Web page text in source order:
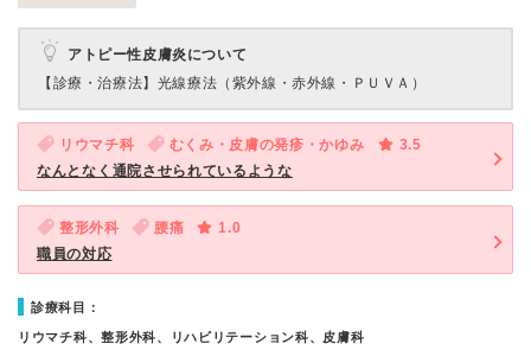
アトピー性皮膚炎について
【診療・治療法】 光線療法（紫外線・赤外線・ＰＵＶＡ）
リウマチ科 むくみ・皮膚の発疹・かゆみ
3.5
なんとなく通院させられているような
整形外科 腰痛
1.0
職員の対応
診療科目：
リウマチ科、整形外科、リハビリテーション科、皮膚科